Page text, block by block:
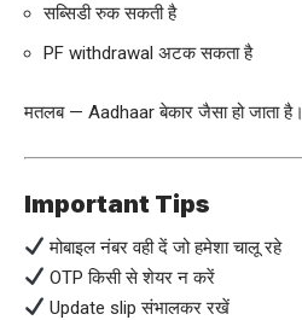
सब्सिडी रुक सकती है
PF withdrawal अटक सकता है
मतलब — Aadhaar बेकार जैसा हो जाता है।
Important Tips
मोबाइल नंबर वही दें जो हमेशा चालू रहे
OTP किसी से शेयर न करें
Update slip संभालकर रखें